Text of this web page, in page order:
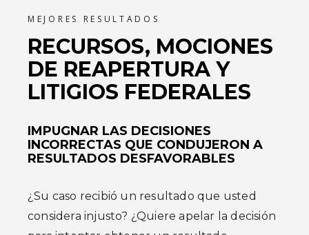
MEJORES RESULTADOS
RECURSOS, MOCIONES
DE REAPERTURA Y
LITIGIOS FEDERALES
IMPUGNAR LAS DECISIONES
INCORRECTAS QUE CONDUJERON A
RESULTADOS DESFAVORABLES
¿Su caso recibió un resultado que usted
considera injusto? ¿Quiere apelar la decisión